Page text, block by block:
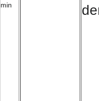
min